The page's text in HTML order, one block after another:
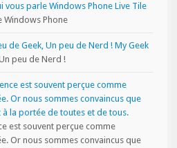
Live Tile
Windows Phone
My Geek
peu de Nerd !
est souvent perçue comme
Or nous sommes convaincus que